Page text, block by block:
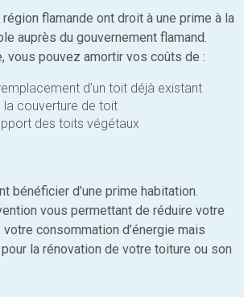
flamande ont droit à une prime à la
auprès du gouvernement flamand.
vous pouvez amortir vos coûts de :
d’un toit déjà existant
la couverture de toit
des toits végétaux
bénéficier d’une prime habitation.
vous permettant de réduire votre
consommation d’énergie mais
la rénovation de votre toiture ou son